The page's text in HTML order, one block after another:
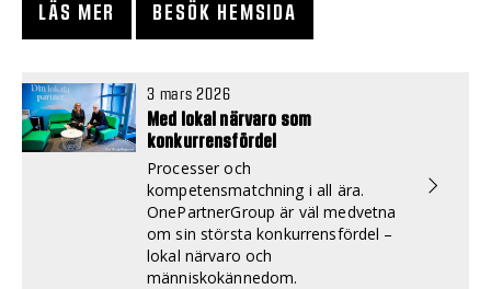
LÄS MER BESÖK HEMSIDA
3 mars 2026
Med lokal närvaro som
konkurrensfördel
Processer och
kompetensmatchning i all ära.
OnePartnerGroup är väl medvetna
om sin största konkurrensfördel –
lokal närvaro och
människokännedom.